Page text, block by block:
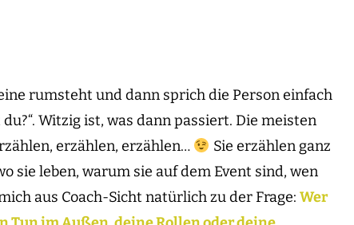
rumsteht und dann sprich die Person einfach
Witzig ist, was dann passiert. Die meisten
erzählen, erzählen…
Sie erzählen ganz
sie leben, warum sie auf dem Event sind, wen
aus Coach-Sicht natürlich zu der Frage: Wer